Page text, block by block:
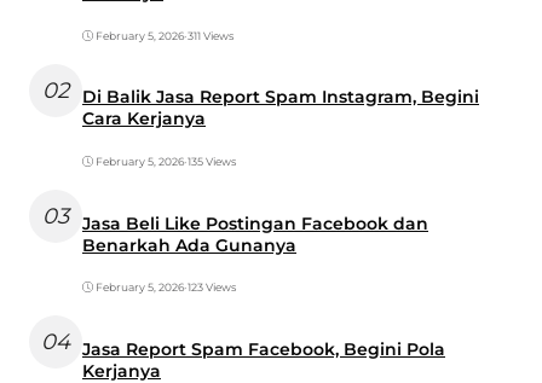
February 5, 2026•311 Views
02
Di Balik Jasa Report Spam Instagram, Begini
Cara Kerjanya
February 5, 2026•135 Views
03
Jasa Beli Like Postingan Facebook dan
Benarkah Ada Gunanya
February 5, 2026•123 Views
04 Jasa Report Spam Facebook, Begini Pola
Kerjanya